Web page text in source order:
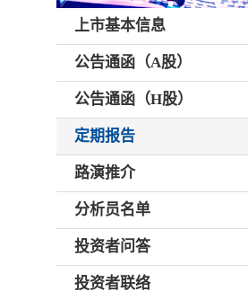
上市基本信息
公告通函（A股）
公告通函（H股）
定期报告
路演推介
分析员名单
投资者问答
投资者联络